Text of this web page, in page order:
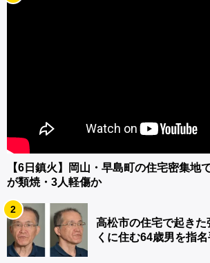
【6日鎮火】岡山・早島町の住宅密集
が類焼・3人軽傷か
2
高松市の住宅で起き
くに住む64歳男を指